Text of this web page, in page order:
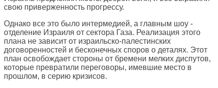
свою приверженность прогрессу.
Однако все это было интермедией, а главным шоу -
отделение Израиля от сектора Газа. Реализация этого
плана не зависит от израильско-палестинских
договоренностей и бесконечных споров о деталях. Этот
план освобождает стороны от бремени мелких диспутов,
которые превратили переговоры, имевшие место в
прошлом, в серию кризисов.